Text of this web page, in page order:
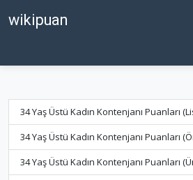
wikipuan
34 Yaş Üstü Kadın Kontenjanı Puanları
34 Yaş Üstü Kadın Kontenjanı Puanları
34 Yaş Üstü Kadın Kontenjanı Puanları